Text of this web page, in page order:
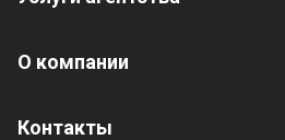
О компании
Контакты